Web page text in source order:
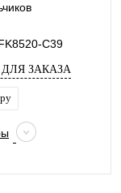
C39
ЗАКАЗА